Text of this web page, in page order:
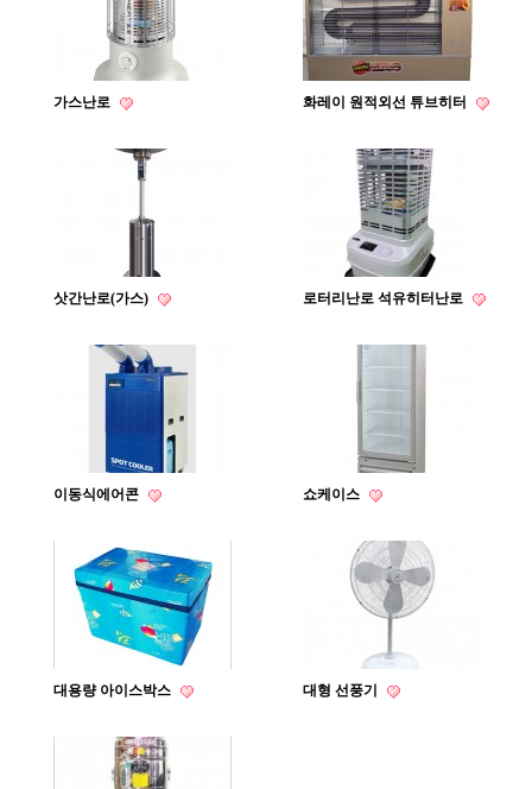
가스난로 화레이 원적외선 튜브히터
삿간난로(가스) 로터리난로 석유히터난로
이동식에어콘 쇼케이스
대용량 아이스박스 대형 선풍기